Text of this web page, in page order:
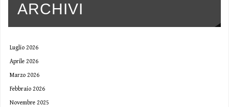
ARCHIVI
Luglio 2026
Aprile 2026
Marzo 2026
Febbraio 2026
Novembre 2025